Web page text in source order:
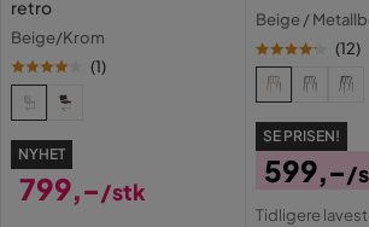
Natur/
Farge ben
Farge
Serie Build
retro
Beige/Krom
(1)
NYHET
799,-/stk
Beige /
(12)
SE PRISEN!
Pris
599,-/
Original
Tidligere